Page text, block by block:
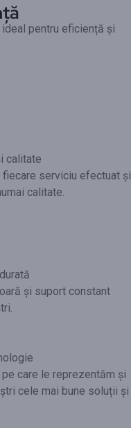
pentru eficiență și
calitate
serviciu efectuat și
calitate.
și suport constant
care le reprezentăm și
cele mai bune soluții și